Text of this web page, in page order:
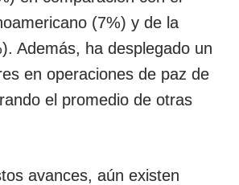
(7%) y de la
Además, ha desplegado un
en operaciones de paz de
el promedio de otras
avances, aún existen